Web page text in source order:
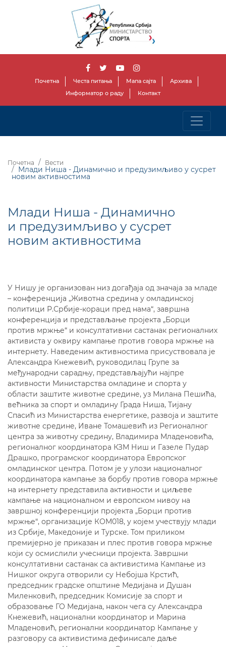
Почетна Честа питања Мапа сајта
Архива
Информатор о раду
Контакт
Почетна Вести
Млади Ниша - Динамично и предузимљиво у сусрет
новим активностима
Млади Ниша - Динамично
и предузимљиво у сусрет
новим активностима
У Нишу је организован низ догађаја од значаја за младе
– конференција „Животна средина у омладинској
политици Р.Србије-кораци пред нама“, завршна
конференција и представљање пројекта „Борци
против мржње“ и консултативни састанак регионалних
активиста у оквиру кампање против говора мржње на
интернету. Наведеним активностима присуствовала је
Александра Кнежевић, руководилац Групе за
међународни сарадњу, представљајући најпре
активности Министарства омладине и спорта у
области заштите животне средине, уз Милана Пешића,
већника за спорт и омладину Града Ниша, Тијану
Спасић из Министарства енергетике, развоја и заштите
животне средине, Иване Томашевић из Регионалног
центра за животну средину, Владимира Младеновића,
регионалног координатора КЗМ Ниш и Газеле Пудар
Драшко, програмског координатора Европског
омладинског центра. Потом је у улози националног
координатора кампање за борбу против говора мржње
на интернету представила активности и циљеве
кампање на националном и европском нивоу на
завршној конференцији пројекта „Борци против
мржње“, организације КОМ018, у којем учествују млади
из Србије, Македоније и Турске. Том приликом
премијерно је приказан и плес против говора мржње
који су осмислили учесници пројекта. Завршни
консултативни састанак са активистима Кампање из
Нишког округа отворили су Небојша Крстић,
председник градске општине Медијана и Душан
Миленковић, председник Комисије за спорт и
образовање ГО Медијана, након чега су Александра
Кнежевић, национални координатор и Марина
Младеновић, регионални координатор Кампање у
разговору са активистима дефинисале даље